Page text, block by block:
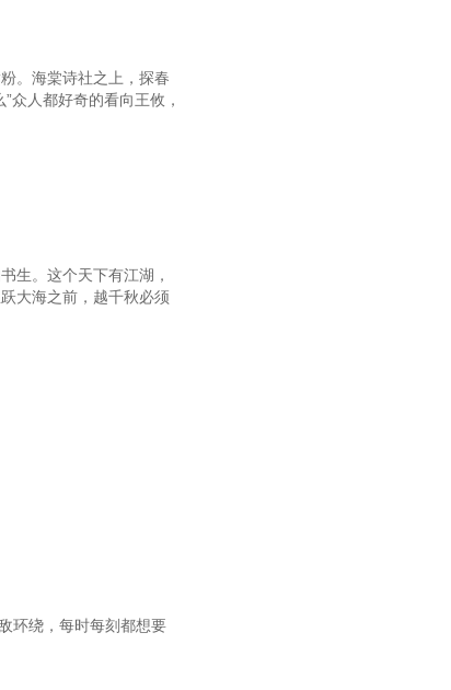
。海棠诗社之上，探春
众人都好奇的看向王攸，
生。这个天下有江湖，
大海之前，越千秋必须
环绕，每时每刻都想要